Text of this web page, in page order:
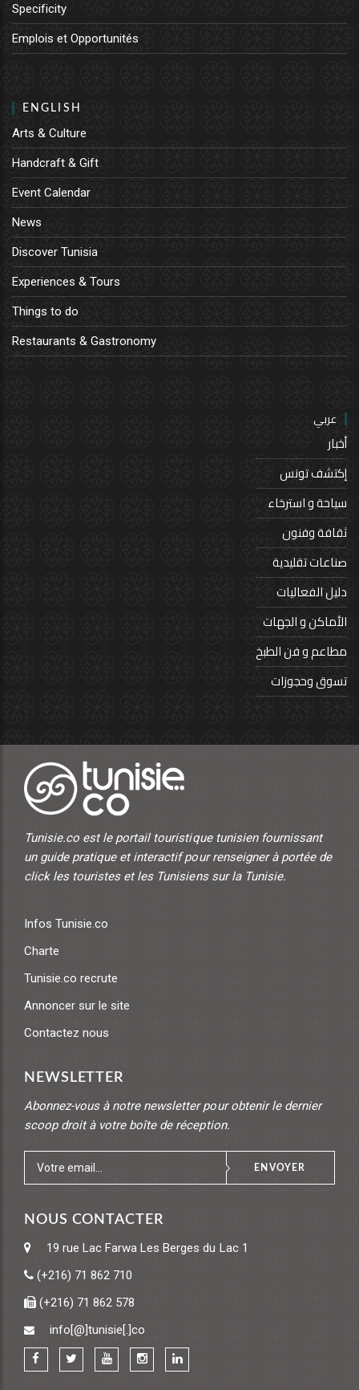
Specificity
Emplois et Opportunités
ENGLISH
Arts & Culture
Handcraft & Gift
Event Calendar
News
Discover Tunisia
Experiences & Tours
Things to do
Restaurants & Gastronomy
عربي
أخبار
إكتشف تونس
سياحة و استرخاء
ثقافة وفنون
صناعات تقليدية
دليل الفعاليات
الأماكن و الجهات
مطاعم و فن الطبخ
تسوق وحجوزات
Tunisie.co est le portail touristique tunisien fournissant
un guide pratique et interactif pour renseigner à portée de
click les touristes et les Tunisiens sur la Tunisie.
Infos Tunisie.co
Charte
Tunisie.co recrute
Annoncer sur le site
Contactez nous
NEWSLETTER
Abonnez-vous à notre newsletter pour obtenir le dernier
scoop droit à votre boîte de réception.
ENVOYER
NOUS CONTACTER
19 rue Lac Farwa Les Berges du Lac 1
(+216) 71 862 710
(+216) 71 862 578
info[@]tunisie[.]co